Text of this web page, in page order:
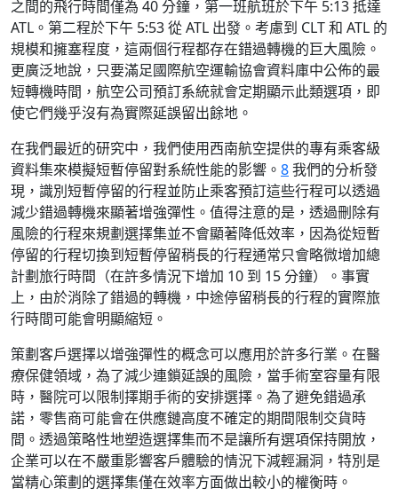
之間的飛行時間僅為 40 分鐘，第一班航班於下午 5:13 抵達
ATL。第二程於下午 5:53 從 ATL 出發。考慮到 CLT 和 ATL 的
規模和擁塞程度，這兩個行程都存在錯過轉機的巨大風險。
更廣泛地說，只要滿足國際航空運輸協會資料庫中公佈的最
短轉機時間，航空公司預訂系統就會定期顯示此類選項，即
使它們幾乎沒有為實際延誤留出餘地。
在我們最近的研究中，我們使用西南航空提供的專有乘客級
資料集來模擬短暫停留對系統性能的影響。 8我們的分析發
現，識別短暫停留的行程並防止乘客預訂這些行程可以透過
減少錯過轉機來顯著增強彈性。值得注意的是，透過刪除有
風險的行程來規劃選擇集並不會顯著降低效率，因為從短暫
停留的行程切換到短暫停留稍長的行程通常只會略微增加總
計劃旅行時間（在許多情況下增加 10 到 15 分鐘）。事實
上，由於消除了錯過的轉機，中途停留稍長的行程的實際旅
行時間可能會明顯縮短。
策劃客戶選擇以增強彈性的概念可以應用於許多行業。在醫
療保健領域，為了減少連鎖延誤的風險，當手術室容量有限
時，醫院可以限制擇期手術的安排選擇。為了避免錯過承
諾，零售商可能會在供應鏈高度不確定的期間限制交貨時
間。透過策略性地塑造選擇集而不是讓所有選項保持開放，
企業可以在不嚴重影響客戶體驗的情況下減輕漏洞，特別是
當精心策劃的選擇集僅在效率方面做出較小的權衡時。